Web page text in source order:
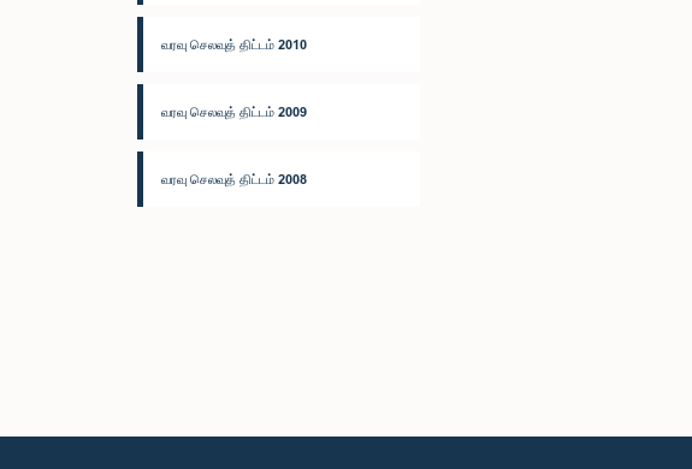
வரவு செலவுத் திட்டம் 2010
வரவு செலவுத் திட்டம் 2009
வரவு செலவுத் திட்டம் 2008